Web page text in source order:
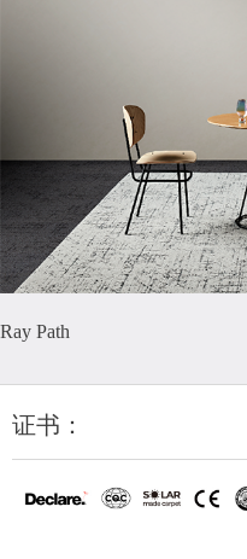
Ray Path
证书：